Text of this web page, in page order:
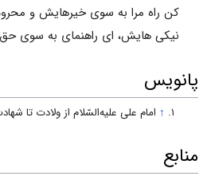
کن راه مرا به سوى خیرهایش و
نیکى هایش، اى راهنماى به سوى
پانویس
↑ امام علی علیه‌السّلام از ولادت تا
منابع